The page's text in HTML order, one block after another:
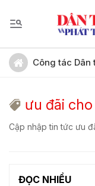
Công tác Dân
ưu đãi
Cập nhập tin tức ưu
ĐỌC NHIỀU